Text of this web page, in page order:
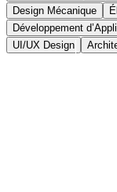
Design Mécanique
Développement
UI/UX Design